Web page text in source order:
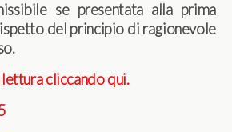
se presentata alla prima
del principio di ragionevole
cliccando qui.